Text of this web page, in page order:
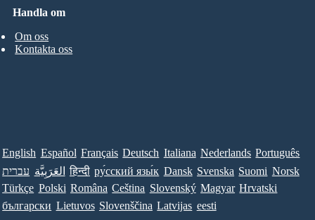
Handla om
Om oss
Kontakta oss
English Español Français Deutsch Italiana Nederlands Português
עברית العَرَبِيَّة हिन्दी ру́сский язы́к Dansk Svenska Suomi Norsk
Türkçe Polski Româna Ceština Slovenský Magyar Hrvatski
български Lietuvos Slovenščina Latvijas eesti